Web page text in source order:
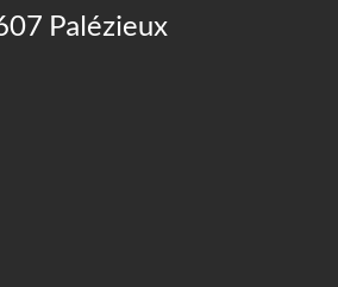
Palézieux